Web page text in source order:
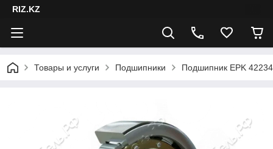
RIZ.KZ
Товары и услуги Подшипники Подшипник EPK